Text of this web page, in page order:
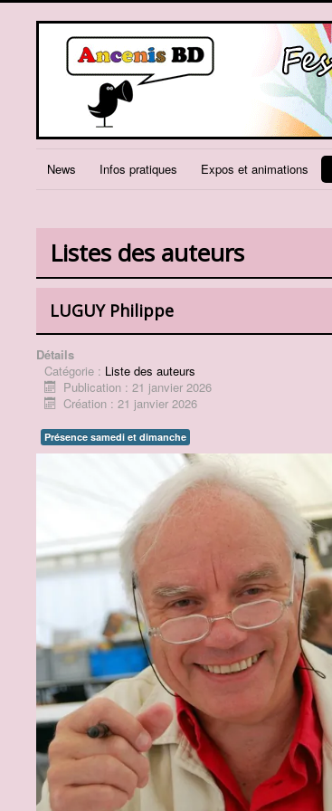
News Infos pratiques Expos et animations
Listes des auteurs
LUGUY Philippe
Détails
Catégorie : Liste des auteurs
Publication : 21 janvier 2026
Création : 21 janvier 2026
Présence samedi et dimanche